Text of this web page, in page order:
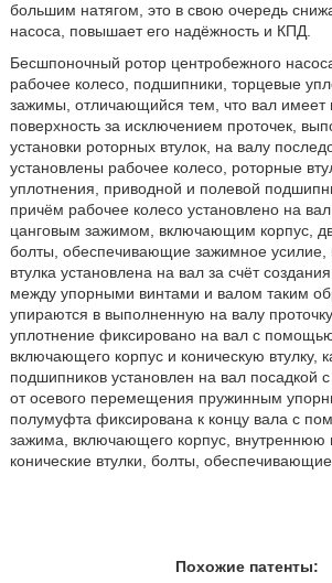
большим натягом, это в свою очередь
насоса, повышает его надёжность и КПД.
Бесшпоночный ротор центробежного
рабочее колесо, подшипники, торцевые
зажимы, отличающийся тем, что вал имеет
поверхность за исключением проточек,
установки роторных втулок, на валу
установлены рабочее колесо, роторные
уплотнения, приводной и полевой
причём рабочее колесо установлено на
цанговым зажимом, включающим корпус,
болты, обеспечивающие зажимное усилие,
втулка установлена на вал за счёт
между упорными винтами и валом таким
упираются в выполненную на валу
уплотнение фиксировано на вал с помощью
включающего корпус и коническую втулку,
подшипников установлен на вал посадкой
от осевого перемещения пружинным
полумуфта фиксирована к концу вала с
зажима, включающего корпус, внутреннюю
конические втулки, болты,
Похожие патенты: